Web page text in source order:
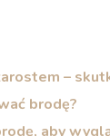
–
brodę?
aby